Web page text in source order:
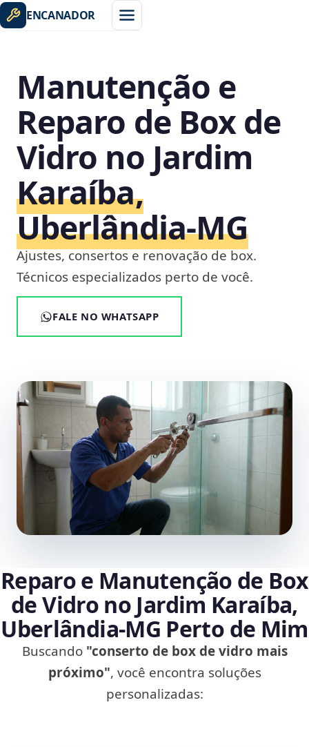
ENCANADOR
Manutenção e
Reparo de Box de
Vidro no Jardim
Karaíba,
Uberlândia‑MG
Ajustes, consertos e renovação de box.
Técnicos especializados perto de você.
FALE NO WHATSAPP
Reparo e Manutenção de Box
de Vidro no Jardim Karaíba,
Uberlândia‑MG Perto de Mim
Buscando "conserto de box de vidro mais
próximo", você encontra soluções
personalizadas: